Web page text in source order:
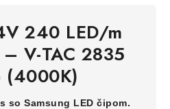
240 LED/m
V-TAC 2835
(4000K)
so Samsung LED čipom.